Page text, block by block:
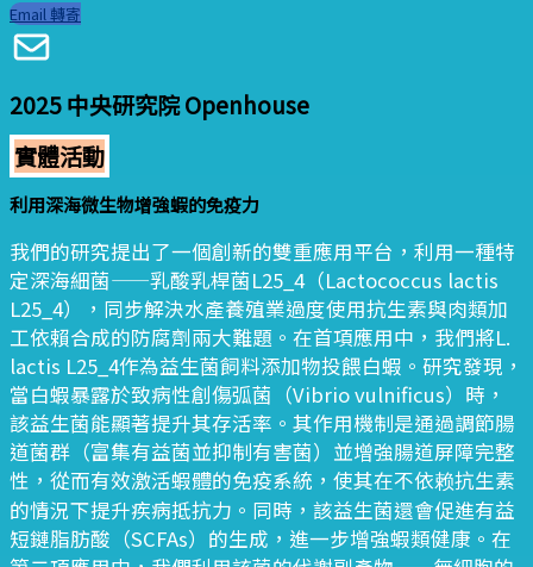
Email 轉寄
2025 中央研究院 Openhouse
實體活動
利用深海微生物增強蝦的免疫力
我們的研究提出了一個創新的雙重應用平台，利用一種特
定深海細菌——乳酸乳桿菌L25_4（Lactococcus lactis
L25_4），同步解決水產養殖業過度使用抗生素與肉類加
工依賴合成的防腐劑兩大難題。在首項應用中，我們將L.
lactis L25_4作為益生菌飼料添加物投餵白蝦。研究發現，
當白蝦暴露於致病性創傷弧菌（Vibrio vulnificus）時，
該益生菌能顯著提升其存活率。其作用機制是通過調節腸
道菌群（富集有益菌並抑制有害菌）並增強腸道屏障完整
性，從而有效激活蝦體的免疫系統，使其在不依赖抗生素
的情況下提升疾病抵抗力。同時，該益生菌還會促進有益
短鏈脂肪酸（SCFAs）的生成，進一步增強蝦類健康。在